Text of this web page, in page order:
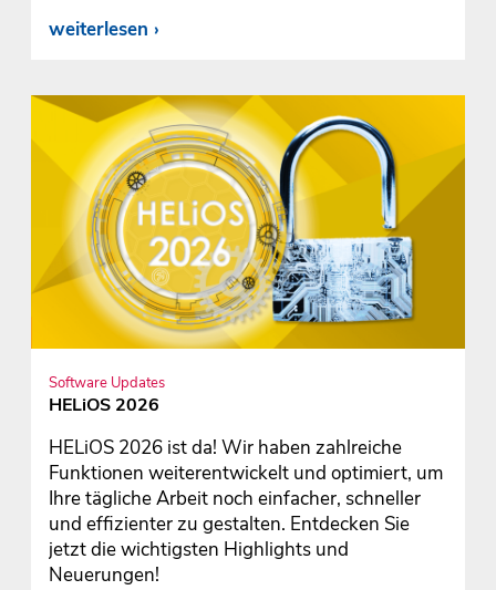
weiterlesen
Software Updates
HELiOS 2026
HELiOS 2026 ist da! Wir haben zahlreiche
Funktionen weiterentwickelt und optimiert, um
Ihre tägliche Arbeit noch einfacher, schneller
und effizienter zu gestalten. Entdecken Sie
jetzt die wichtigsten Highlights und
Neuerungen!